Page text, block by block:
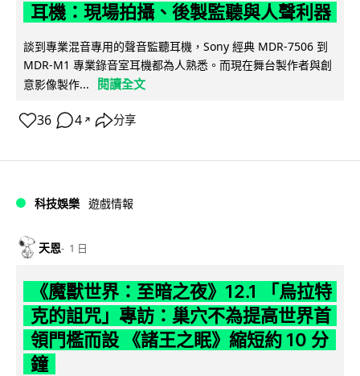
耳機：現場拍攝、後製監聽與人聲利器
談到專業混音專用的聲音監聽耳機，Sony 經典 MDR-7506 到
MDR-M1 專業錄音室耳機都為人熟悉。而現在舞台製作者與創
意影像製作...
閱讀全文
36 4 ↗ 分享
科技娛樂 遊戲情報
天恩 1 日
《魔獸世界：至暗之夜》12.1 「烏拉特
克的詛咒」專訪：巢穴不為提高世界首
領門檻而設 《諸王之眠》縮短約 10 分
鐘